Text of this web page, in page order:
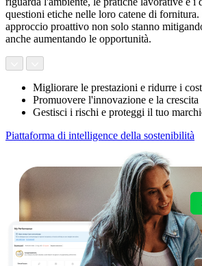
questioni etiche nelle loro catene di
approccio proattivo non solo stanno
anche aumentando le opportunità.
Migliorare le prestazioni e ridurre i
Promuovere l'innovazione e la crescita
Gestisci i rischi e proteggi il tuo
Piattaforma di intelligence della sostenibilità